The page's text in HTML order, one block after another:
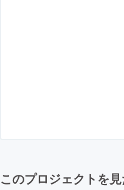
このプロジェクトを